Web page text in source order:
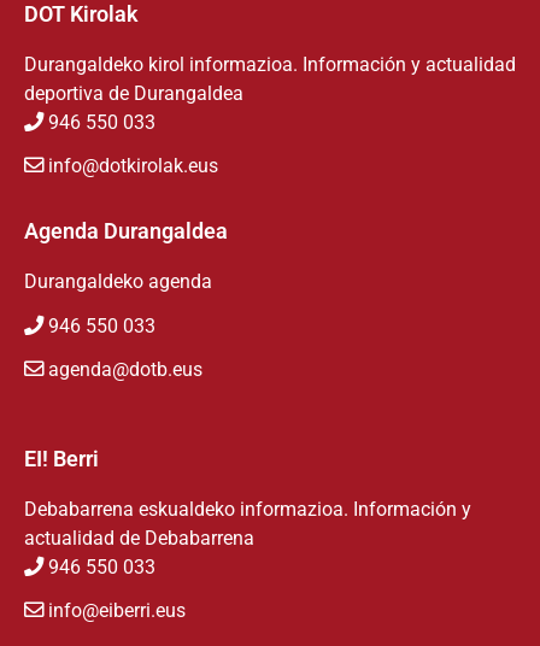
DOT Kirolak
Durangaldeko kirol informazioa. Información y actualidad
deportiva de Durangaldea
946 550 033
info@dotkirolak.eus
Agenda Durangaldea
Durangaldeko agenda
946 550 033
agenda@dotb.eus
EI! Berri
Debabarrena eskualdeko informazioa. Información y
actualidad de Debabarrena
946 550 033
info@eiberri.eus